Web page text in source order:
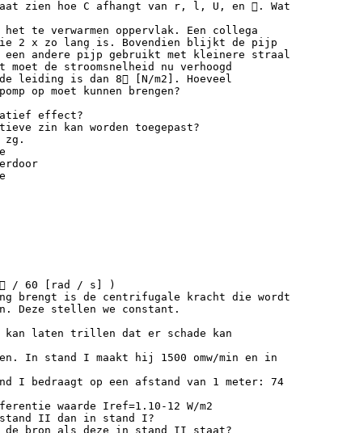
zien hoe C afhangt van r, l, U, en . Wat
te verwarmen oppervlak. Een collega
2 x zo lang is. Bovendien blijkt de pijp
andere pijp gebruikt met kleinere straal
de stroomsnelheid nu verhoogd
de leiding is dan 8 [N/m2]. Hoeveel
op moet kunnen brengen?
effect?
zin kan worden toegepast?
zg.
/ 60 [rad / s] )
brengt is de centrifugale kracht die wordt
Deze stellen we constant.
kan laten trillen dat er schade kan
In stand I maakt hij 1500 omw/min en in
I bedraagt op een afstand van 1 meter: 74
waarde Iref=1.10-12 W/m2
II dan in stand I?
de bron als deze in stand II staat?